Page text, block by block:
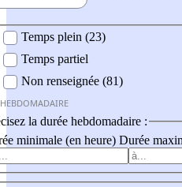
Temps plein (23)
Temps partiel
Non renseignée (81)
la durée hebdomadaire :
minimale (en heure) Durée